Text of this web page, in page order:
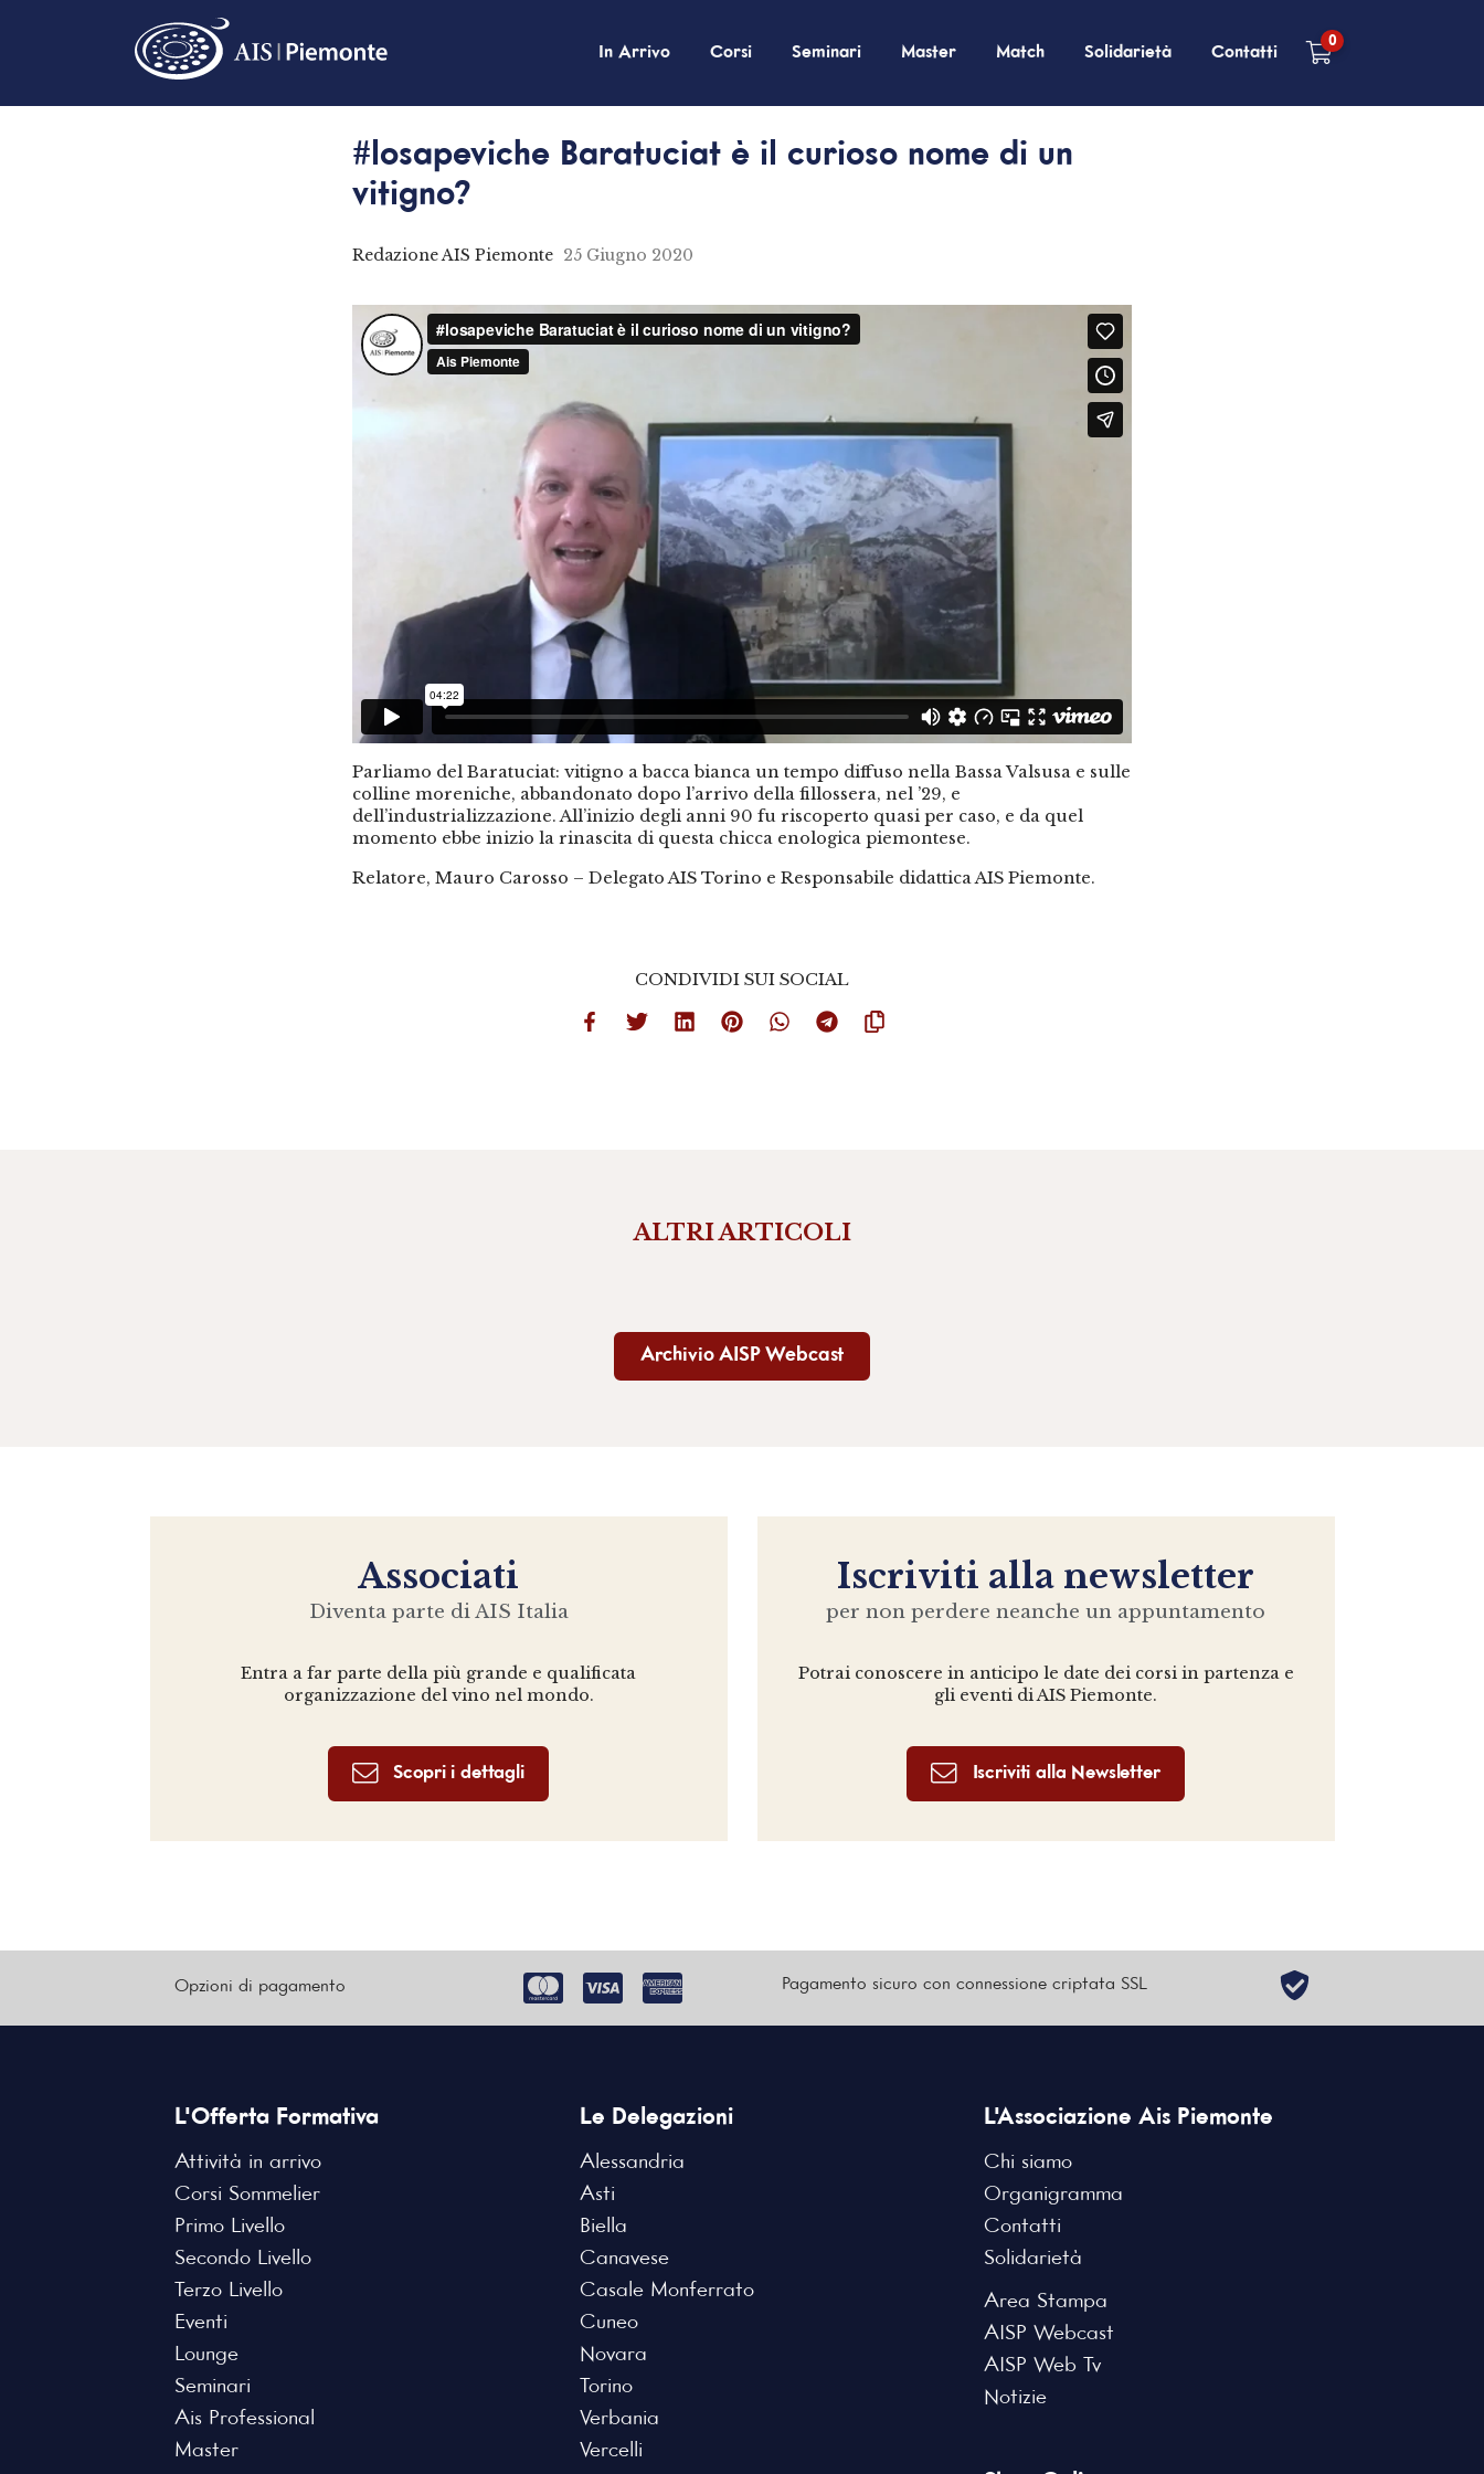
In Arrivo Corsi Seminari Master Match Solidarietà Contatti
0
#losapeviche Baratuciat è il curioso nome di un
vitigno?
Redazione AIS Piemonte 25 Giugno 2020
Parliamo del Baratuciat: vitigno a bacca bianca un tempo diffuso nella Bassa Valsusa e sulle
colline moreniche, abbandonato dopo l’arrivo della fillossera, nel ’29, e
dell’industrializzazione. All’inizio degli anni 90 fu riscoperto quasi per caso, e da quel
momento ebbe inizio la rinascita di questa chicca enologica piemontese.
Relatore, Mauro Carosso – Delegato AIS Torino e Responsabile didattica AIS Piemonte.
CONDIVIDI SUI SOCIAL
ALTRI ARTICOLI
Archivio AISP Webcast
Associati
Diventa parte di AIS Italia
Entra a far parte della più grande e qualificata
organizzazione del vino nel mondo.
Scopri i dettagli
Iscriviti alla newsletter
per non perdere neanche un appuntamento
Potrai conoscere in anticipo le date dei corsi in partenza e
gli eventi di AIS Piemonte.
Iscriviti alla Newsletter
Opzioni di pagamento Pagamento sicuro con connessione criptata SSL
L'Offerta Formativa
Attività in arrivo
Corsi Sommelier
Primo Livello
Secondo Livello
Terzo Livello
Eventi
Lounge
Seminari
Ais Professional
Master
Le Delegazioni
Alessandria
Asti
Biella
Canavese
Casale Monferrato
Cuneo
Novara
Torino
Verbania
Vercelli
L'Associazione Ais Piemonte
Chi siamo
Organigramma
Contatti
Solidarietà
Area Stampa
AISP Webcast
AISP Web Tv
Notizie